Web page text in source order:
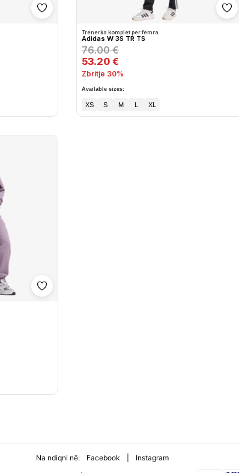
Shto në wishlist
Trenerka komplet per femra
Adidas W 3S TR TS
76.00 €
53.20 €
Zbritje 30%
Available sizes:
XS S M L XL
Shto në wishlist
Na ndiqni në: Facebook Instagram